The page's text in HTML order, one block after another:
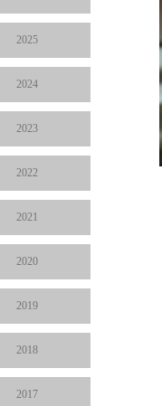
2025
2024
2023
2022
2021
2020
2019
2018
2017